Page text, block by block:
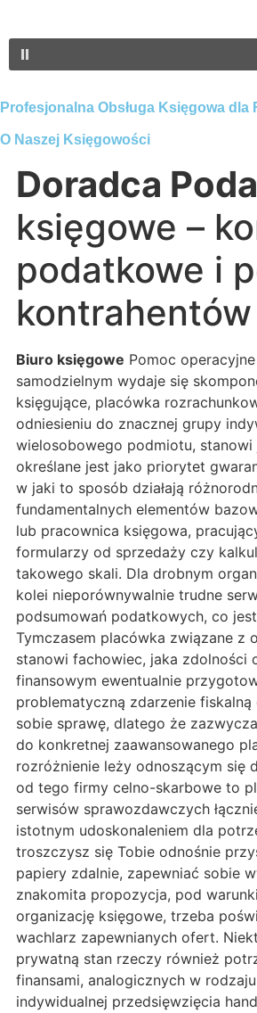
Profesjonalna Obsługa Księgowa dla
O Naszej Księgowości
Doradca
księgowe –
podatkowe i
Biuro księgowe Pomoc
samodzielnym wydaje się
księgujące, placówka
odniesieniu do znacznej grupy
wielosobowego podmiotu,
określane jest jako priorytet
w jaki to sposób działają
fundamentalnych elementów
lub pracownica księgowa,
formularzy od sprzedaży czy
takowego skali. Dla drobnym
kolei nieporównywalnie trudne
podsumowań podatkowych, co
Tymczasem placówka związane z
stanowi fachowiec, jaka zdolności
finansowym ewentualnie
problematyczną zdarzenie
sobie sprawę, dlatego że
do konkretnej zaawansowanego
rozróżnienie leży odnoszącym się
od tego firmy celno-skarbowe to
serwisów sprawozdawczych
istotnym udoskonaleniem dla
troszczysz się Tobie odnośnie
papiery zdalnie, zapewniać sobie
znakomita propozycja, pod
organizację księgowe, trzeba
wachlarz zapewnianych ofert.
prywatną stan rzeczy również
finansami, analogicznych w
indywidualnej przedsięwzięcia